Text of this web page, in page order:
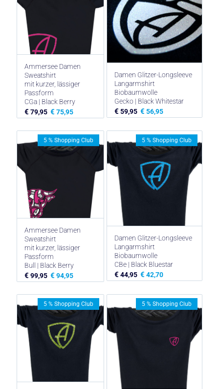
Ammersee Damen
Sweatshirt
mit kurzer, lässiger
Passform
CGa | Black Berry
€ 79,95 € 75,95
Damen Glitzer-Longsleeve
Langarmshirt
Biobaumwolle
Gecko | Black Whitestar
€ 59,95 € 56,95
Ammersee Damen
Sweatshirt
mit kurzer, lässiger
Passform
Bull | Black Berry
€ 99,95 € 94,95
5 % Shopping Club
Damen Glitzer-Longsleeve
Langarmshirt
Biobaumwolle
CBe | Black Bluestar
€ 44,95 € 42,70
5 % Shopping Club
5 % Shopping Club 5 % Shopping Club